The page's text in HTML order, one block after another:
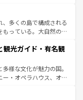
ピング、エンターテイ
トだ。一方、アメリカ
ドキャニオンやイエロー
美食が融合した独特の
地域で異なる魅力を楽
史を感じることができ
列車の旅も、アメリカ
多くの島で構成される
っている。大自然の神
観光地といえばオアフ
ウイ島やカウアイ島が
く海をはじめ、豊かな
ハスピリット」と呼ば
ワイアンミュージッ
観光ガイド・有名観
様な文化が魅力の国。
・オペラハウス、オー
ウルル（エアーズロッ